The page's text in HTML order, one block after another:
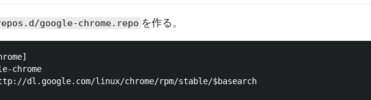
google-chrome.repo を作る。
chrome
dl.google.com/linux/chrome/rpm/stable/$basearch